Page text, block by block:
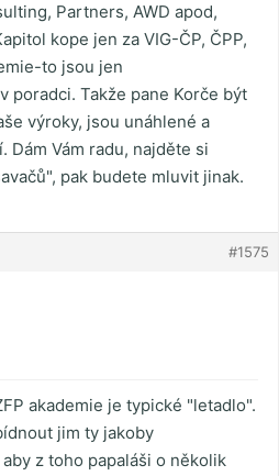
Partners, AWD apod,
kope jen za VIG-ČP, ČPP,
to jsou jen
poradci. Takže pane Korče být
výroky, jsou unáhlené a
Vám radu, najděte si
pak budete mluvit jinak.
#1575
akademie je typické "letadlo".
jim ty jakoby
z toho papaláši o několik